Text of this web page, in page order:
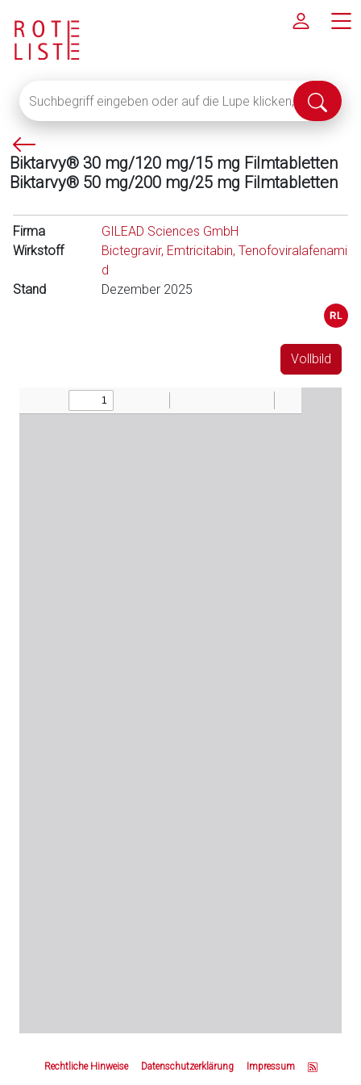
eingeben
oder
auf
die
Lupe
um
alle
Fachinformationen
anzuzeigen
Suche
P
f
e
l
l
i
k
Biktarvy® 30 mg/120 mg/15 mg Filmtabletten
Biktarvy® 50 mg/200 mg/25 mg Filmtabletten
Firma
GILEAD Sciences GmbH
Wirkstoff
Bictegravir, Emtricitabin, Tenofoviralafenami
d
Stand
Dezember 2025
Vollbild
Rechtliche Hinweise Datenschutzerklärung Impressum